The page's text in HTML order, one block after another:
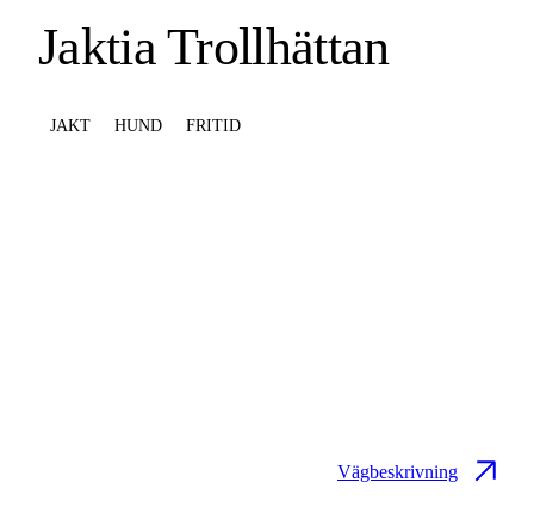
Jaktia Trollhättan
JAKT HUND FRITID
Vägbeskrivning